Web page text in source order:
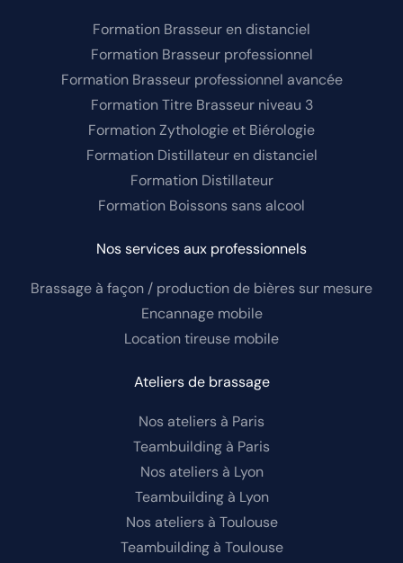
Formation Brasseur en distanciel
Formation Brasseur professionnel
Formation Brasseur professionnel avancée
Formation Titre Brasseur niveau 3
Formation Zythologie et Biérologie
Formation Distillateur en distanciel
Formation Distillateur
Formation Boissons sans alcool
Nos services aux professionnels
Brassage à façon / production de bières sur mesure
Encannage mobile
Location tireuse mobile
Ateliers de brassage
Nos ateliers à Paris
Teambuilding à Paris
Nos ateliers à Lyon
Teambuilding à Lyon
Nos ateliers à Toulouse
Teambuilding à Toulouse